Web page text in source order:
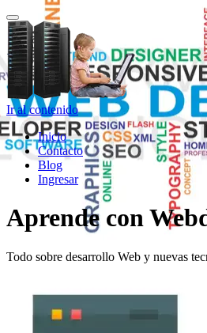
Cambiar navegación
Ir al contenido
Inicio
Contacto
Blog
Ingresar
Aprende con
Todo sobre desarrollo Web y nuevas